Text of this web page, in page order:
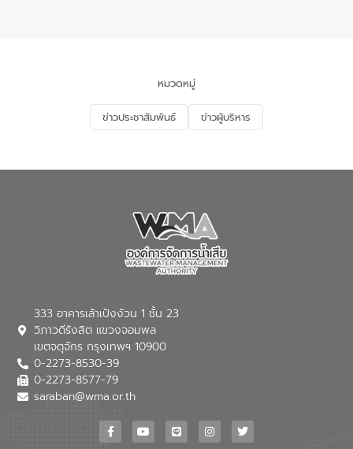
ด้านน้ำของประเทศ และเตรียมความพร้อม
รองรับการเติบโตของเมือง รวมถึงการ
ลงทุนในอุตสาหกรรมแห่งอนาคต ตลอดจน
มุ่งตอบโจทย์ความท้าทายจากวิกฤตการ
ในครั้งนี้เป็นการดึงจุดแข็งและความ
(อจน.) มาผสานกับประสบการณ์และ
เทคโนโลยีโครงข่ายน้ำครบวงจรในพื้นที่ EEC
ของอีสท์ วอเตอร์ เพื่อร่วมกันศึกษา
เทคโนโลยีการปรับปรุงคุณภาพน้ำ (Water
Reuse) และพัฒนารูปแบบการดำเนินงาน
ใช้น้ำที่พุ่งสูงขึ้นจากการขยายตัวของ
การองค์การจัดการน้ำเสีย กล่าวถึงภารกิจ
เพื่อสนับสนุนการพัฒนาเมืองอย่างยั่งยืน
ขณะที่ นายบดินทร์ อุดล กรรมการผู้อำนวย
หมวดหมู่
ข่าวประชาสัมพันธ์ ข่าวผู้บริหาร
333 อาคารเล้าเป้งง้วน 1 ชั้น 23
วิภาวดีรังสิต แขวงจอมพล
เขตจตุจักร กรุงเทพฯ 10900
0-2273-8530-39
0-2273-8577-79
saraban@wma.or.th